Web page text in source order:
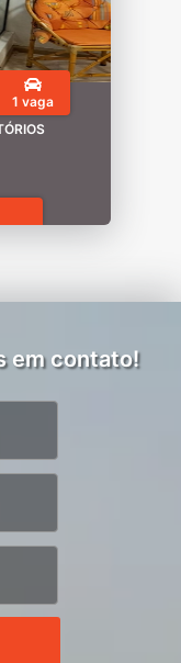
1 vaga
em contato!